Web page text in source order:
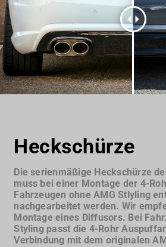
Heckschürze
Die serienmäßige Heckschürze
muss bei einer Montage der 4-
Fahrzeugen ohne AMG Stlyling
nachgearbeitet werden. Wir
Montage eines Diffusors. Bei
Styling passt die 4-Rohr
Verbindung mit dem originalen